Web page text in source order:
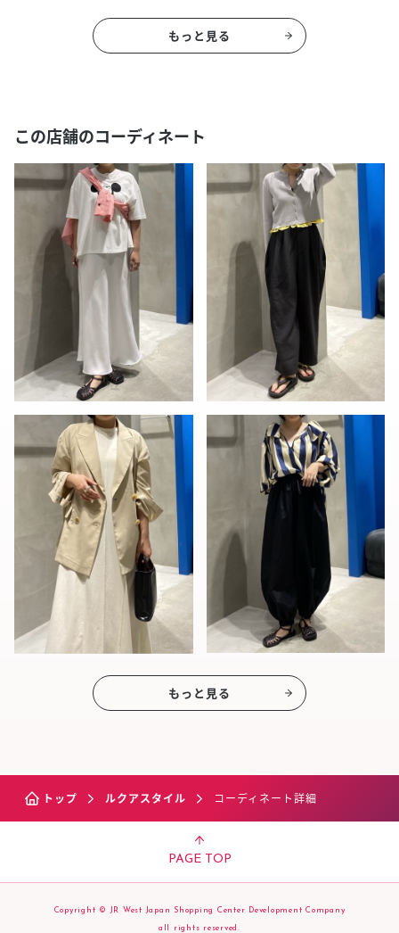
もっと見る
この店舗のコーディネート
もっと見る
トップ ルクアスタイル コーディネート詳細
PAGE TOP
Copyright © JR West Japan Shopping Center Development Company
all rights reserved.